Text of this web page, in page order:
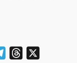
TelegramThreads